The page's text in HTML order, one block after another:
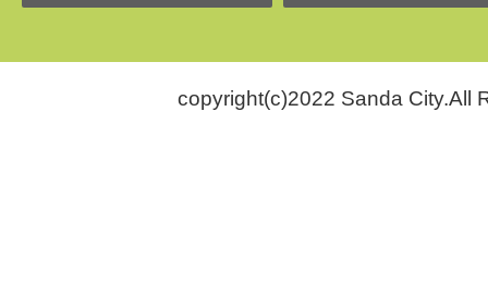
copyright(c)2022 Sanda City.All